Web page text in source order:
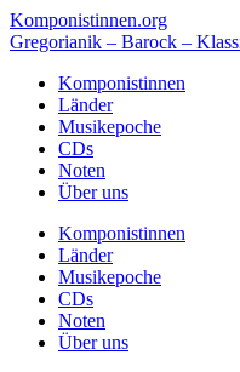
Komponistinnen.org
Gregorianik – Barock –
Komponistinnen
Länder
Musikepoche
CDs
Noten
Über uns
Komponistinnen
Länder
Musikepoche
CDs
Noten
Über uns